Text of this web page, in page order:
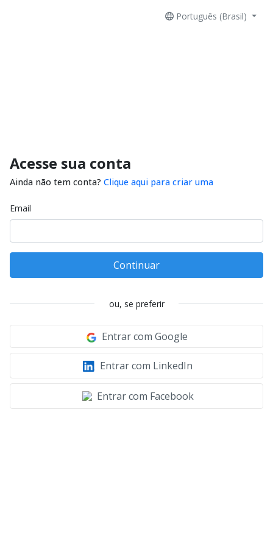
Português (Brasil)
Acesse sua conta
Ainda não tem conta? Clique aqui para criar uma
Email
Continuar
ou, se preferir
Entrar com Google
Entrar com LinkedIn
Entrar com Facebook